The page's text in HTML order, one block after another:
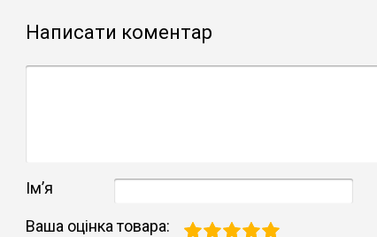
Написати коментар
Імʼя
Ваша оцінка товара: